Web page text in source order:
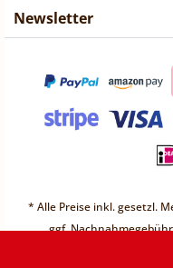
Newsletter
* Alle Preise inkl. gesetzl.
ggf.